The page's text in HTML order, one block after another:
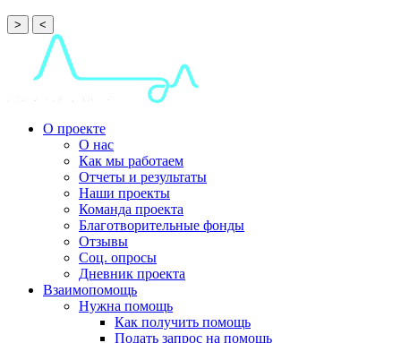
> <
О проекте
О нас
Как мы работаем
Отчеты и результаты
Наши проекты
Команда проекта
Благотворительные фонды
Отзывы
Соц. опросы
Дневник проекта
Взаимопомощь
Нужна помощь
Как получить помощь
Подать запрос на помощь